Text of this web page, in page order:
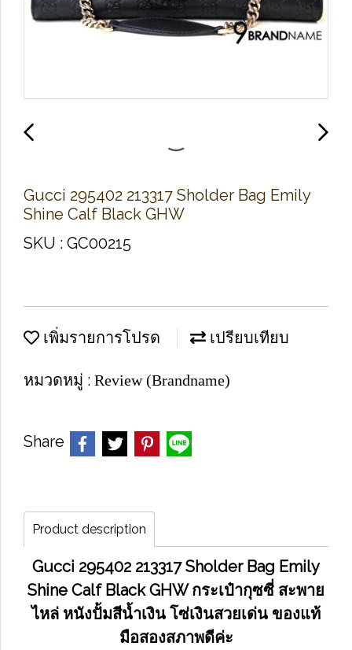
Gucci 295402 213317 Sholder Bag Emily
Shine Calf Black GHW
SKU : GC00215
เพิ่มรายการโปรด เปรียบเทียบ
หมวดหมู่ : Review (Brandname)
Share
Product description
Gucci 295402 213317 Sholder Bag Emily
Shine Calf Black GHW กระเป๋ากุซซี่ สะพาย
ไหล่ หนังปั้มสีน้ำเงิน โซ่เงินสวยเด่น ของแท้
มือสองสภาพดีค่ะ